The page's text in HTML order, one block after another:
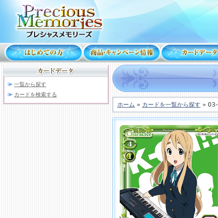
一覧から探す
カードを検索する
ホーム » カードを一覧から探す »